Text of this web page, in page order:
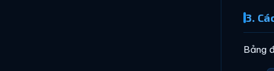
3.
Bảng